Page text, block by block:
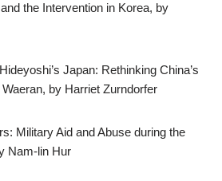
the Intervention in Korea, by
Japan: Rethinking China’s
by Harriet Zurndorfer
Military Aid and Abuse during the
Nam-lin Hur